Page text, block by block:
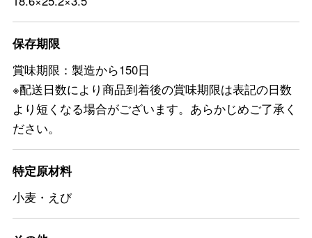
保存期限
賞味期限：製造から150日
※配送日数により商品到着後の賞味期限は表記の日数
より短くなる場合がございます。あらかじめご了承く
ださい。
特定原材料
小麦・えび